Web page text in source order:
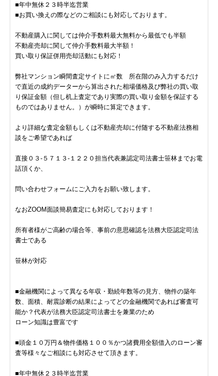
■年中無休２３時半迄営業
■お買い換えの際などのご相談にも対応しております。
不動産購入に関しては仲介手数料最大無料から最低でも半額
不動産売却に関して仲介手数料最大半額！
買い取り保証併用売却活動にも対応！
弊社マンション瞬間査定サイトに㎡数 所在階のみ入力するだけ
で直近の成約データーから算出された相場価格及び弊社の買い取
り保証金額（但し机上査定であり実際の買い取り金額を保証する
ものではありません。）が瞬時に算定できます。
より詳細な査定金額もしくは不動産売却に付随する不動産法務相
談をご希望であれば
直接０３-５７１３-１２２０担当代表兼認定司法書士笹林までお電
話頂くか、
問い合わせフォームにご入力をお願い致します。
なおZOOM面談簡易査定にも対応しております！
所有者様がご高齢の場合等、事前の意思確認を法務大臣認定司法
書士である
笹林が対応
■金融機関によって異なる年収・勤続年数等の見方、物件の築年
数、面積、耐震診断の結果によってどの金融機関であれば審査可
能か？代表が法務大臣認定司法書士を兼業のため
ローン知識は豊富です
■頭金１０万円＆物件価格１００％かつ諸費用全額借入のローン審
査等様々なご相談にも対応させて頂きます。
■年中無休２３時半迄営業